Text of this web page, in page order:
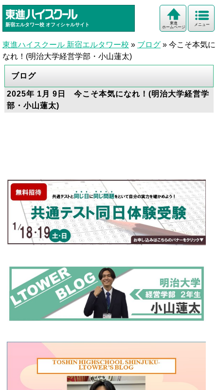
新宿エルタワー校 オフィシャルサイト メニュー
東進
ホームページ
東進ハイスクール 新宿エルタワー校 » ブログ » 今こそ本気に
なれ！(明治大学経営学部・小山蓮太)
ブログ
2025年 1月 9日 今こそ本気になれ！(明治大学経営学
部・小山蓮太)